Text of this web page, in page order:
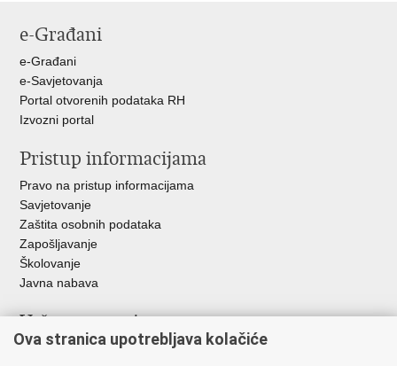
e-Građani
e-Građani
e-Savjetovanja
Portal otvorenih podataka RH
Izvozni portal
Pristup informacijama
Pravo na pristup informacijama
Savjetovanje
Zaštita osobnih podataka
Zapošljavanje
Školovanje
Javna nabava
Važne poveznice
Ministarstvo unutarnjih poslova
Ova stranica upotrebljava kolačiće